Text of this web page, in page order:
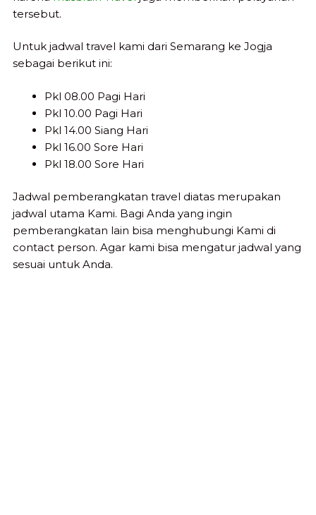
tersebut.
Untuk jadwal travel kami dari Semarang ke Jogja
sebagai berikut ini:
Pkl 08.00 Pagi Hari
Pkl 10.00 Pagi Hari
Pkl 14.00 Siang Hari
Pkl 16.00 Sore Hari
Pkl 18.00 Sore Hari
Jadwal pemberangkatan travel diatas merupakan
jadwal utama Kami. Bagi Anda yang ingin
pemberangkatan lain bisa menghubungi Kami di
contact person. Agar kami bisa mengatur jadwal yang
sesuai untuk Anda.